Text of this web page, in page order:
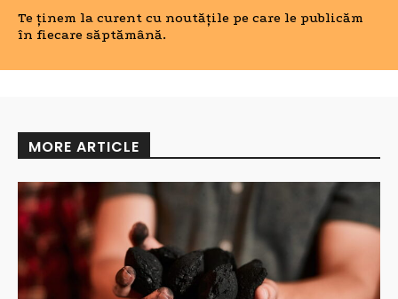
Te ținem la curent cu noutățile pe care le publicăm
în fiecare săptămână.
MORE ARTICLE